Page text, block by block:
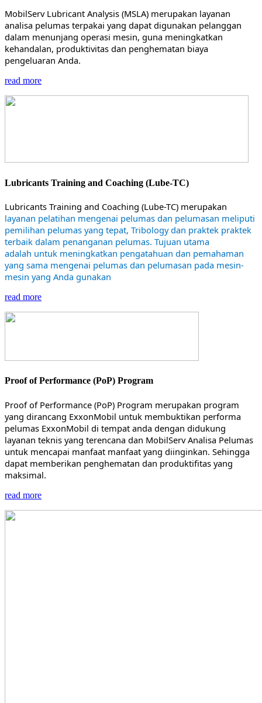
MobilServ Lubricant Analysis (MSLA) merupakan layanan
analisa pelumas terpakai yang dapat digunakan pelanggan
dalam menunjang operasi mesin, guna meningkatkan
kehandalan, produktivitas dan penghematan biaya
pengeluaran Anda.
read more
Lubricants Training and Coaching (Lube-TC)
Lubricants Training and Coaching (Lube-TC) merupakan
layanan pelatihan mengenai pelumas dan pelumasan meliputi
pemilihan pelumas yang tepat, Tribology dan praktek praktek
terbaik dalam penanganan pelumas. Tujuan utama
adalah untuk meningkatkan pengatahuan dan pemahaman
yang sama mengenai pelumas dan pelumasan pada mesin-
mesin yang Anda gunakan
read more
Proof of Performance (PoP) Program
Proof of Performance (PoP) Program merupakan program
yang dirancang ExxonMobil untuk membuktikan performa
pelumas ExxonMobil di tempat anda dengan didukung
layanan teknis yang terencana dan MobilServ Analisa Pelumas
untuk mencapai manfaat manfaat yang diinginkan. Sehingga
dapat memberikan penghematan dan produktifitas yang
maksimal.
read more